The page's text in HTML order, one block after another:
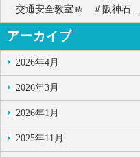
交通安全教室🚸 ＃阪神石…
アーカイブ
2026年4月
2026年3月
2026年1月
2025年11月